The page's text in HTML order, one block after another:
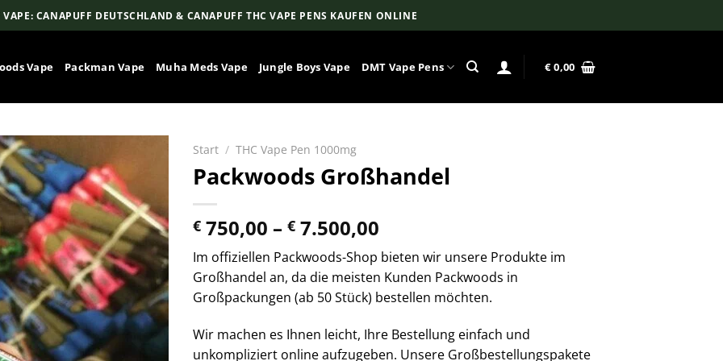
CANAPUFF DEUTSCHLAND & CANAPUFF THC VAPE PENS KAUFEN ONLINE
Vape Packman Vape Muha Meds Vape Jungle Boys Vape DMT Vape Pens €0,00
Start / THC Vape Pen 1000mg
Packwoods Großhandel
€ 750,00 – € 7.500,00
€ 750,00
bis
€ 7.500,00
Im offiziellen Packwoods-Shop bieten wir unsere Produkte im
Großhandel an, da die meisten Kunden Packwoods in
Großpackungen (ab 50 Stück) bestellen möchten.
Wir machen es Ihnen leicht, Ihre Bestellung einfach und
unkompliziert online aufzugeben. Unsere Großbestellungspakete